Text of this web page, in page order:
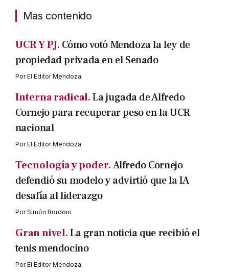
Mas contenido
UCR Y PJ. Cómo votó Mendoza la ley de
propiedad privada en el Senado
PorEl Editor Mendoza
Interna radical.La jugada de Alfredo
Cornejo para recuperar peso en la UCR
nacional
PorEl Editor Mendoza
Tecnología y poder.Alfredo Cornejo
defendió su modelo y advirtió que la IA
desafía al liderazgo
PorSimón Bordoni
Gran nivel.La gran noticia que recibió el
tenis mendocino
PorEl Editor Mendoza